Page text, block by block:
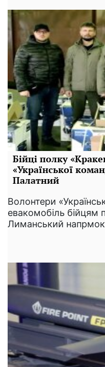
Бійці полку
«Української
Палатний
Волонтери
евакомобіль бійцям
Лиманський